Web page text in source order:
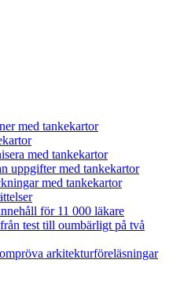
med tankekartor
med tankekartor
uppgifter med tankekartor
med tankekartor
för 11 000 läkare
test till oumbärligt på två
arkitekturföreläsningar